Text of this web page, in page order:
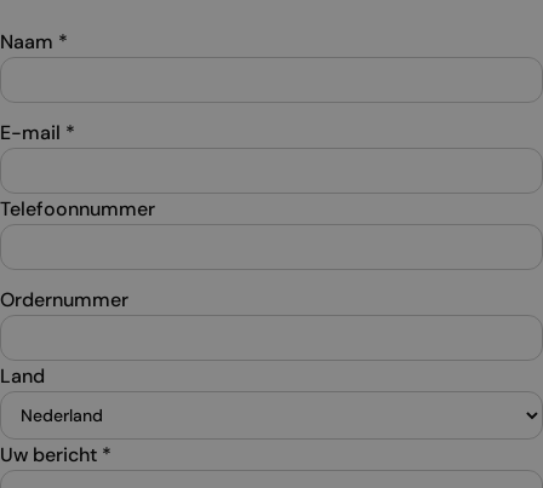
Naam *
E-mail *
Telefoonnummer
Ordernummer
Land
Uw bericht *